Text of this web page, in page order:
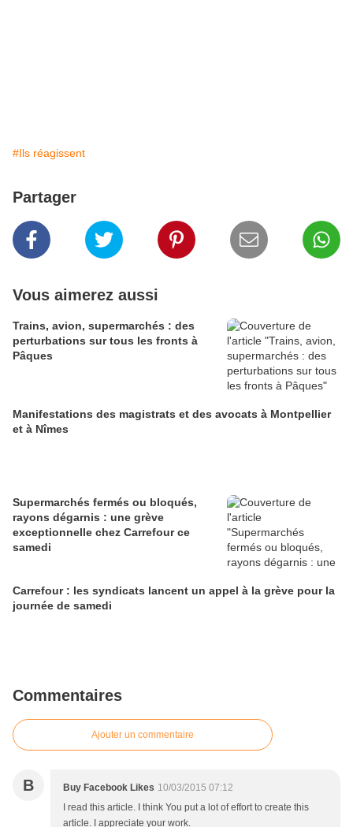
#Ils réagissent
Partager
Vous aimerez aussi
Trains, avion, supermarchés : des
perturbations sur tous les fronts à
Pâques
Manifestations des magistrats et des avocats à Montpellier
et à Nîmes
Supermarchés fermés ou bloqués,
rayons dégarnis : une grève
exceptionnelle chez Carrefour ce
samedi
Carrefour : les syndicats lancent un appel à la grève pour la
journée de samedi
Commentaires
Ajouter un commentaire
B Buy Facebook Likes 10/03/2015 07:12
I read this article. I think You put a lot of effort to create this
article. I appreciate your work.